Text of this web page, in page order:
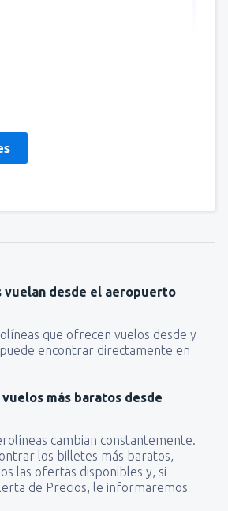
vuelan desde el aeropuerto
que ofrecen vuelos desde y
puede encontrar directamente en
más baratos desde
cambian constantemente.
los billetes más baratos,
las ofertas disponibles y, si
de Precios, le informaremos